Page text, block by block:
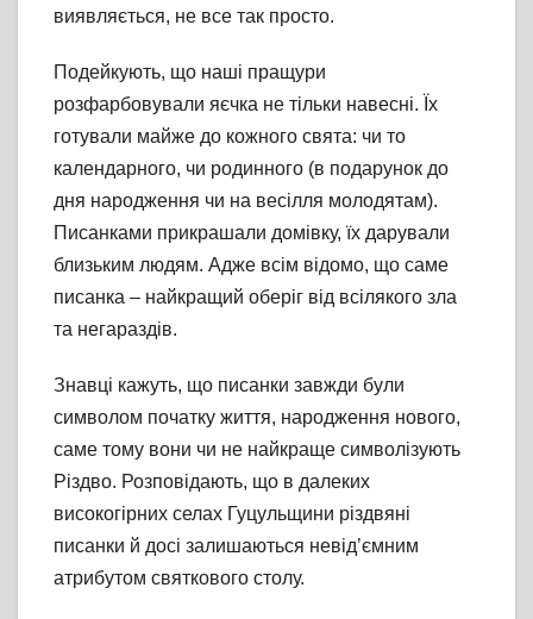
виявляється, не все так просто.
Подейкують, що наші пращури
розфарбовували яєчка не тільки навесні. Їх
готували майже до кожного свята: чи то
календарного, чи родинного (в подарунок до
дня народження чи на весілля молодятам).
Писанками прикрашали домівку, їх дарували
близьким людям. Адже всім відомо, що саме
писанка – найкращий оберіг від всілякого зла
та негараздів.
Знавці кажуть, що писанки завжди були
символом початку життя, народження нового,
саме тому вони чи не найкраще символізують
Різдво. Розповідають, що в далеких
високогірних селах Гуцульщини різдвяні
писанки й досі залишаються невід’ємним
атрибутом святкового столу.